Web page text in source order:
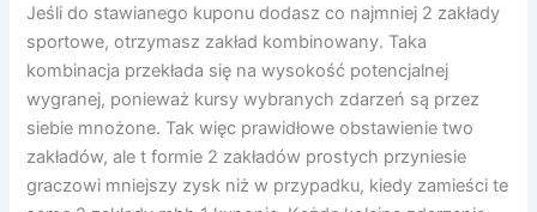
Jeśli do stawianego kuponu dodasz co najmniej 2 zakłady
sportowe, otrzymasz zakład kombinowany. Taka
kombinacja przekłada się na wysokość potencjalnej
wygranej, ponieważ kursy wybranych zdarzeń są przez
siebie mnożone. Tak więc prawidłowe obstawienie two
zakładów, ale t formie 2 zakładów prostych przyniesie
graczowi mniejszy zysk niż w przypadku, kiedy zamieści te